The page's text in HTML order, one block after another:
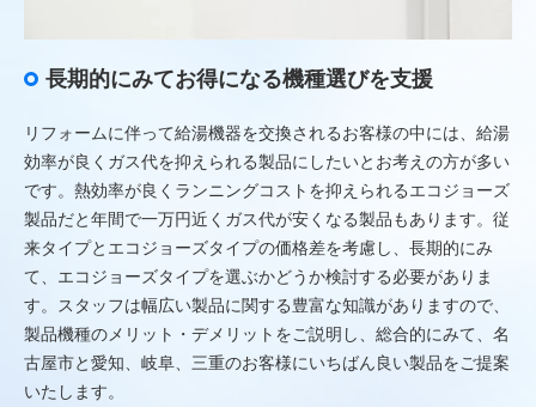
長期的にみてお得になる機種選びを支援
リフォームに伴って給湯機器を交換されるお客様の中には、給湯
効率が良くガス代を抑えられる製品にしたいとお考えの方が多い
です。熱効率が良くランニングコストを抑えられるエコジョーズ
製品だと年間で一万円近くガス代が安くなる製品もあります。従
来タイプとエコジョーズタイプの価格差を考慮し、長期的にみ
て、エコジョーズタイプを選ぶかどうか検討する必要がありま
す。スタッフは幅広い製品に関する豊富な知識がありますので、
製品機種のメリット・デメリットをご説明し、総合的にみて、名
古屋市と愛知、岐阜、三重のお客様にいちばん良い製品をご提案
いたします。